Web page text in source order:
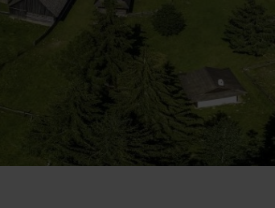
Vyber si typ zážitku
Všetky
Vodné parky
Wellness a spa